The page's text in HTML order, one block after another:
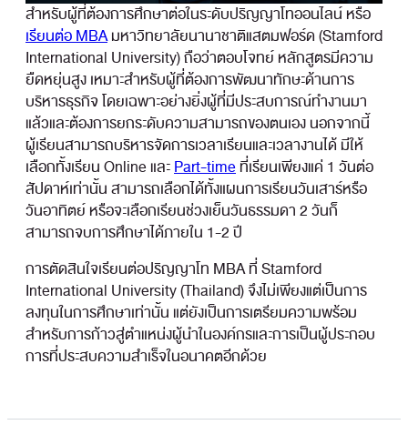
สำหรับผู้ที่ต้องการศึกษาต่อในระดับปริญญาโทออนไลน์ หรือ
เรียนต่อ MBAมหาวิทยาลัยนานาชาติแสตมฟอร์ด (Stamford
International University) ถือว่าตอบโจทย์ หลักสูตรมีความ
ยืดหยุ่นสูง เหมาะสำหรับผู้ที่ต้องการพัฒนาทักษะด้านการ
บริหารธุรกิจ โดยเฉพาะอย่างยิ่งผู้ที่มีประสบการณ์ทำงานมา
แล้วและต้องการยกระดับความสามารถของตนเอง นอกจากนี้
ผู้เรียนสามารถบริหารจัดการเวลาเรียนและเวลางานได้ มีให้
เลือกทั้งเรียน Online และPart-timeที่เรียนเพียงแค่ 1 วันต่อ
สัปดาห์เท่านั้น สามารถเลือกได้ทั้งแผนการเรียนวันเสาร์หรือ
วันอาทิตย์ หรือจะเลือกเรียนช่วงเย็นวันธรรมดา 2 วันก็
สามารถจบการศึกษาได้ภายใน 1-2 ปี
การตัดสินใจเรียนต่อปริญญาโท MBA ที่ Stamford
International University (Thailand) จึงไม่เพียงแต่เป็นการ
ลงทุนในการศึกษาเท่านั้น แต่ยังเป็นการเตรียมความพร้อม
สำหรับการก้าวสู่ตำแหน่งผู้นำในองค์กรและการเป็นผู้ประกอบ
การที่ประสบความสำเร็จในอนาคตอีกด้วย